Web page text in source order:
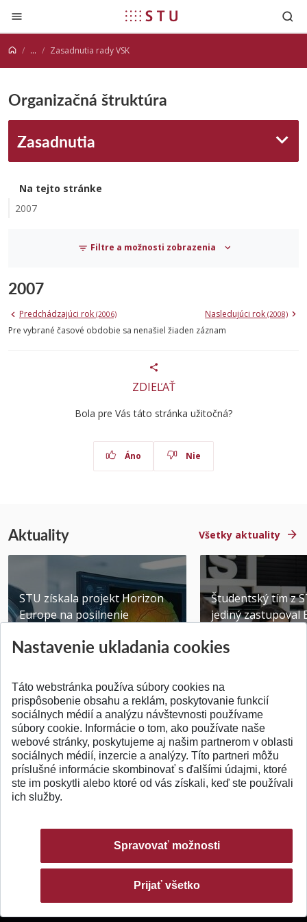
Prejsť na obsah
... Zasadnutia rady VSK
Organizačná štruktúra
Zasadnutia
Na tejto stránke
2007
Filtre a možnosti zobrazenia
2007
Predchádzajúci rok (2006) Nasledujúci rok (2008)
Pre vybrané časové obdobie sa nenašiel žiaden záznam
ZDIEĽAŤ
Bola pre Vás táto stránka užitočná?
Áno Nie
Aktuality Všetky aktuality
STU získala projekt Horizon
Europe na posilnenie
Publikované 31.07.2026
Študentský tím z
jediný zastupoval
Publikované
SPÄŤ NA VRCH
Nastavenie ukladania cookies
Táto webstránka používa súbory cookies na
prispôsobenie obsahu a reklám, poskytovanie funkcií
sociálnych médií a analýzu návštevnosti používame
súbory cookie. Informácie o tom, ako používate naše
webové stránky, poskytujeme aj našim partnerom v oblasti
sociálnych médií, inzercie a analýzy. Títo partneri môžu
príslušné informácie skombinovať s ďalšími údajmi, ktoré
ste im poskytli alebo ktoré od vás získali, keď ste používali
ich služby.
Spravovať možnosti
Prijať všetko